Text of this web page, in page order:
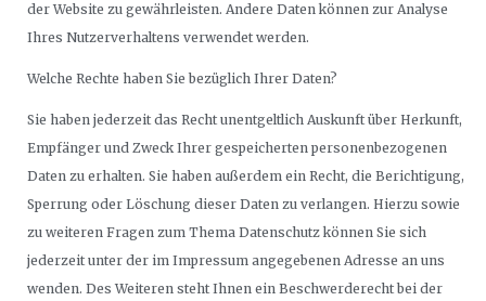
der Website zu gewährleisten. Andere Daten können zur Analyse
Ihres Nutzerverhaltens verwendet werden.
Welche Rechte haben Sie bezüglich Ihrer Daten?
Sie haben jederzeit das Recht unentgeltlich Auskunft über Herkunft,
Empfänger und Zweck Ihrer gespeicherten personenbezogenen
Daten zu erhalten. Sie haben außerdem ein Recht, die Berichtigung,
Sperrung oder Löschung dieser Daten zu verlangen. Hierzu sowie
zu weiteren Fragen zum Thema Datenschutz können Sie sich
jederzeit unter der im Impressum angegebenen Adresse an uns
wenden. Des Weiteren steht Ihnen ein Beschwerderecht bei der